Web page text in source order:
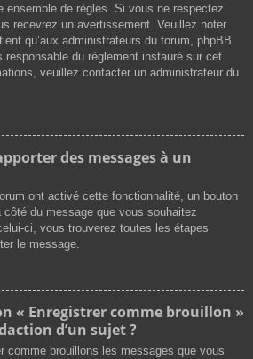
ensemble de règles. Si vous ne respectez
recevrez un avertissement. Veuillez noter
qu’aux administrateurs du forum, phpBB
responsable du règlement instauré sur cet
veuillez contacter un administrateur du
des messages à un
ont activé cette fonctionnalité, un bouton
du message que vous souhaitez
ci, vous trouverez toutes les étapes
le message.
« Enregistrer comme brouillon »
d’un sujet ?
comme brouillons les messages que vous